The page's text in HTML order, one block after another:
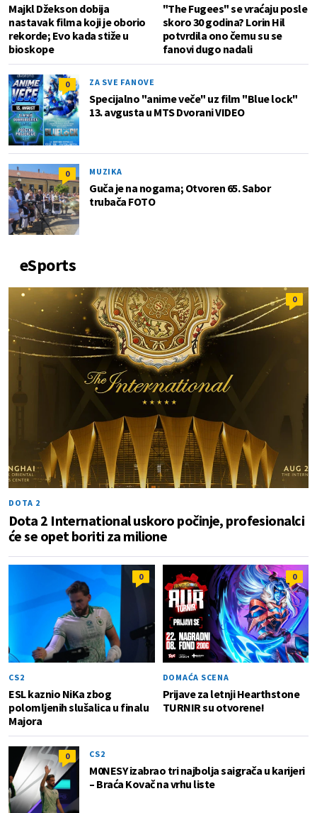
Majkl Džekson dobija
nastavak filma koji je oborio
rekorde; Evo kada stiže u
bioskope
"The Fugees" se vraćaju posle
skoro 30 godina? Lorin Hil
potvrdila ono čemu su se
fanovi dugo nadali
0 ZA SVE FANOVE
Specijalno "anime veče" uz film "Blue lock"
13. avgusta u MTS Dvorani VIDEO
0 MUZIKA
Guča je na nogama; Otvoren 65. Sabor
trubača FOTO
eSports
0
DOTA 2
Dota 2 International uskoro počinje, profesionalci
će se opet boriti za milione
0
CS2
ESL kaznio NiKa zbog
polomljenih slušalica u finalu
Majora
0
DOMAĆA SCENA
Prijave za letnji Hearthstone
TURNIR su otvorene!
0 CS2
M0NESY izabrao tri najbolja saigrača u karijeri
– Braća Kovač na vrhu liste